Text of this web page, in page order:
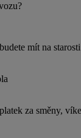
mít na
za směny,